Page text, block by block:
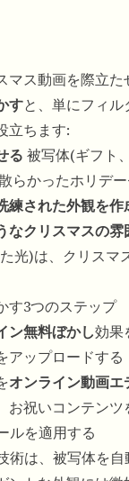
マス動画を際立た
すと、単にフィ
立ちます:
る 被写体(ギフト
らかったホリデ
練された外観を作
なクリスマスの雰
光)は、クリスマ
す3つのステップ
ン無料ぼかし効果
アップロードする
オンライン動画エ
お祝いコンテン
ルを適用する
術は、被写体を